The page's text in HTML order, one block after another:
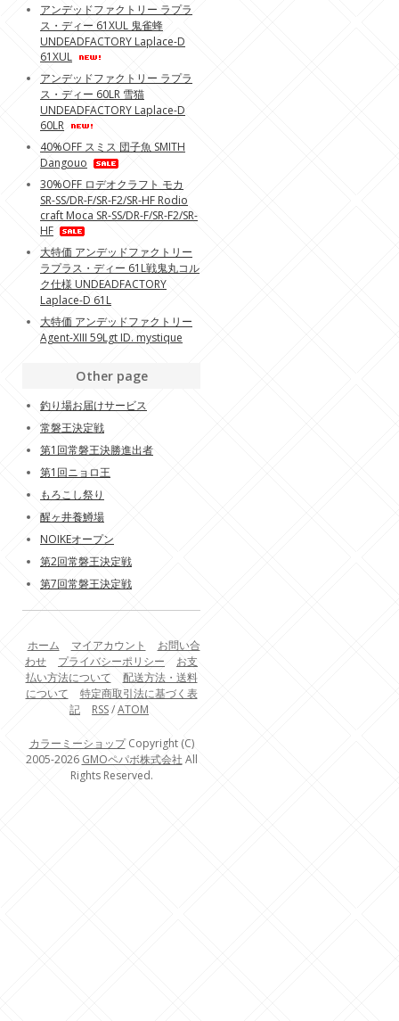
アンデッドファクトリー ラプラ
ス・ディー 61XUL 鬼雀蜂
UNDEADFACTORY Laplace-D
61XUL
アンデッドファクトリー ラプラ
ス・ディー 60LR 雪猫
UNDEADFACTORY Laplace-D
60LR
40%OFF スミス 団子魚 SMITH
Dangouo
30%OFF ロデオクラフト モカ
SR-SS/DR-F/SR-F2/SR-HF Rodio
craft Moca SR-SS/DR-F/SR-F2/SR-
HF
大特価 アンデッドファクトリー
ラプラス・ディー 61L戦鬼丸コル
ク仕様 UNDEADFACTORY
Laplace-D 61L
大特価 アンデッドファクトリー
Agent-XIII 59Lgt ID. mystique
Other page
釣り場お届けサービス
常磐王決定戦
第1回常磐王決勝進出者
第1回ニョロ王
もろこし祭り
醒ヶ井養鱒場
NOIKEオープン
第2回常磐王決定戦
第7回常磐王決定戦
ホーム マイアカウント
お問い合
わせ
プライバシーポリシー
お支
払い方法について
配送方法・送料
について
特定商取引法に基づく表
記
RSS/ATOM
カラーミーショップCopyright (C)
2005-2026 GMOペパボ株式会社 All
Rights Reserved.